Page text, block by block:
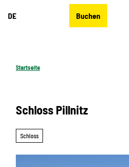
DE Buchen
Startseite
Schloss Pillnitz
Schloss